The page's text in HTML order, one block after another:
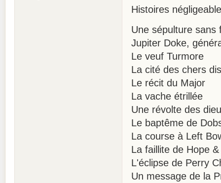
Histoires
Une sépulture sans
Jupiter Doke,
Le veuf Turmore
La cité des chers
Le récit du Major
La vache étrillée
Une révolte des
Le baptême de
La course à Left
La faillite de Hope
L'éclipse de Perry
Un message de la